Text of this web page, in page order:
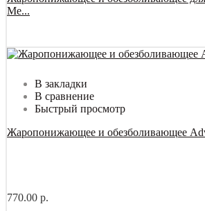
Me...
В закладки
В сравнение
Быстрый просмотр
Жаропонижающее и обезболивающее
770.00 р.